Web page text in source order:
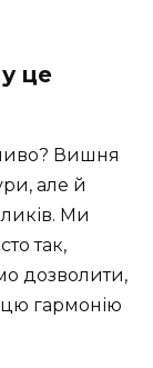
це
Вишня
але й
Ми
так,
дозволити,
гармонію